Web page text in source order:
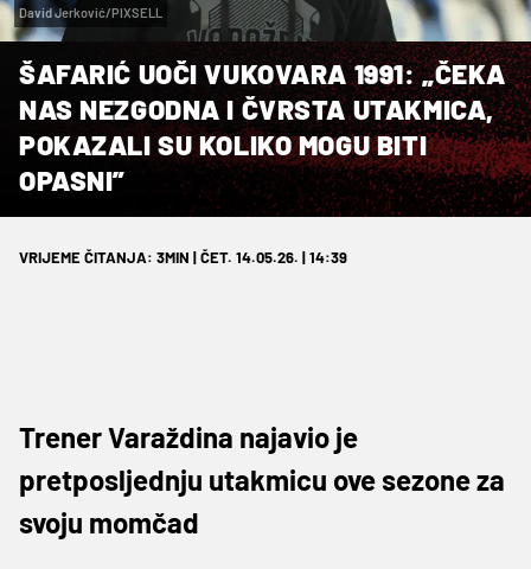
David Jerković/PIXSELL
ŠAFARIĆ UOČI VUKOVARA 1991: „ČEKA
NAS NEZGODNA I ČVRSTA UTAKMICA,
POKAZALI SU KOLIKO MOGU BITI
OPASNI”
VRIJEME ČITANJA: 3MIN | ČET. 14.05.26. | 14:39
Trener Varaždina najavio je
pretposljednju utakmicu ove sezone za
svoju momčad